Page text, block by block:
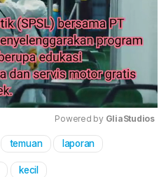
Powered by GliaStudios
temuan laporan
kecil